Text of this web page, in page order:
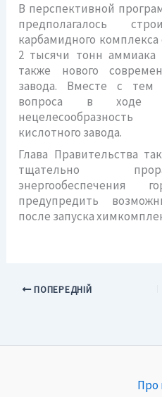
В перспективной
предполагалось
карбамидного
2 тысячи тонн аммиака
также нового
завода. Вместе с тем
вопроса в ходе
кислотного завода.
Глава Правительства
тщательно
энергообеспечения
предупредить
после запуска
ПОПЕРЕДНІЙ
Про